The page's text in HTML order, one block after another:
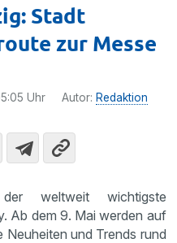
Stadt
zur Messe
Uhr Autor: Redaktion
weltweit wichtigste
Ab dem 9. Mai werden auf
Neuheiten und Trends rund